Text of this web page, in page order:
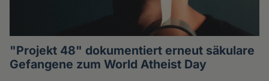
"Projekt 48" dokumentiert erneut säkulare
Gefangene zum World Atheist Day